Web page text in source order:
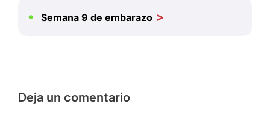
Semana 9 de embarazo
Deja un comentario